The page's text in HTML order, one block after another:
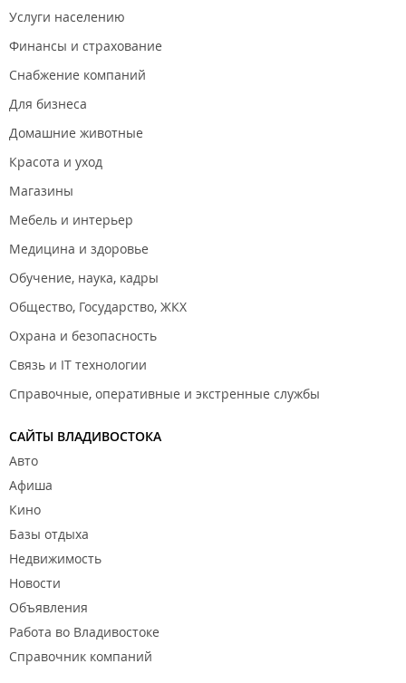
Услуги населению
Финансы и страхование
Снабжение компаний
Для бизнеса
Домашние животные
Красота и уход
Магазины
Мебель и интерьер
Медицина и здоровье
Обучение, наука, кадры
Общество, Государство, ЖКХ
Охрана и безопасность
Связь и IT технологии
Справочные, оперативные и экстренные службы
САЙТЫ ВЛАДИВОСТОКА
Авто
Афиша
Кино
Базы отдыха
Недвижимость
Новости
Объявления
Работа во Владивостоке
Справочник компаний